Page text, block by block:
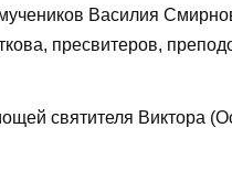
Василия
пресвитеров,
святителя Виктора